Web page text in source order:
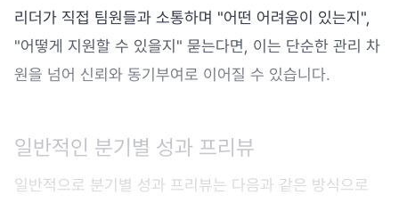
리더가 직접 팀원들과 소통하며 "어떤 어려움이 있는지",
"어떻게 지원할 수 있을지" 묻는다면, 이는 단순한 관리 차
원을 넘어 신뢰와 동기부여로 이어질 수 있습니다.
일반적인 분기별 성과 프리뷰
일반적으로 분기별 성과 프리뷰는 다음과 같은 방식으로